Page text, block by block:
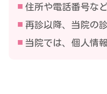
住所や電話番号な
再診以降、当院の
当院では、個人情